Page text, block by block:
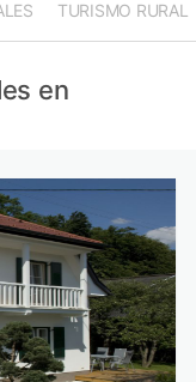
TURISMO RURAL
en